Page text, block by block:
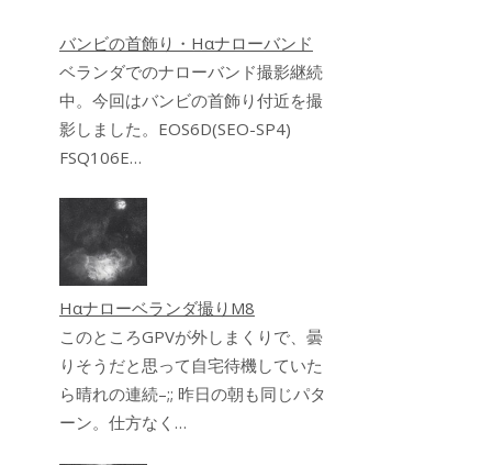
バンビの首飾り・Hαナローバンド
ベランダでのナローバンド撮影継続
中。今回はバンビの首飾り付近を撮
影しました。EOS6D(SEO-SP4)
FSQ106E…
Hαナローベランダ撮りM8
このところGPVが外しまくりで、曇
りそうだと思って自宅待機していた
ら晴れの連続–;; 昨日の朝も同じパタ
ーン。仕方なく…